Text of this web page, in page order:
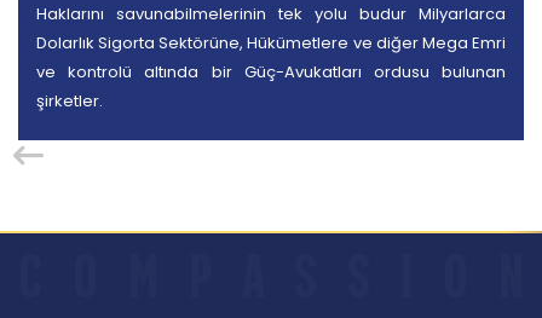
Haklarını savunabilmelerinin tek yolu budur Milyarlarca
Dolarlık Sigorta Sektörüne, Hükümetlere ve diğer Mega Emri
ve kontrolü altında bir Güç-Avukatları ordusu bulunan
şirketler.